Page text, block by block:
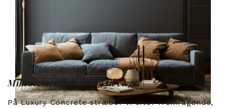
Mikrocementbelægning til vægge
På Luxury Concrete stræber vi efter fremragende,